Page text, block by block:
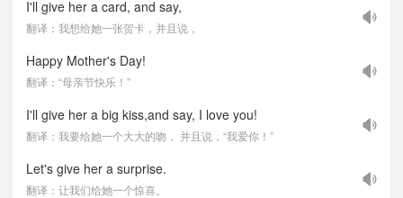
I'll give her a card, and say,
翻译：我想给她一张贺卡，并且说，
Happy Mother's Day!
翻译：“母亲节快乐！”
I'll give her a big kiss,and say, I love you!
翻译：我要给她一个大大的吻， 并且说，“我爱你！”
Let's give her a surprise.
翻译：让我们给她一个惊喜。